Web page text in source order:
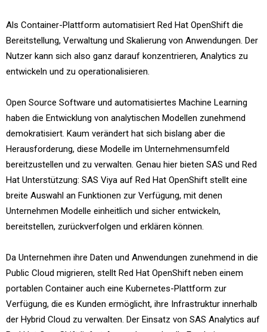
Als Container-Plattform automatisiert Red Hat OpenShift die
Bereitstellung, Verwaltung und Skalierung von Anwendungen. Der
Nutzer kann sich also ganz darauf konzentrieren, Analytics zu
entwickeln und zu operationalisieren.
Open Source Software und automatisiertes Machine Learning
haben die Entwicklung von analytischen Modellen zunehmend
demokratisiert. Kaum verändert hat sich bislang aber die
Herausforderung, diese Modelle im Unternehmensumfeld
bereitzustellen und zu verwalten. Genau hier bieten SAS und Red
Hat Unterstützung: SAS Viya auf Red Hat OpenShift stellt eine
breite Auswahl an Funktionen zur Verfügung, mit denen
Unternehmen Modelle einheitlich und sicher entwickeln,
bereitstellen, zurückverfolgen und erklären können.
Da Unternehmen ihre Daten und Anwendungen zunehmend in die
Public Cloud migrieren, stellt Red Hat OpenShift neben einem
portablen Container auch eine Kubernetes-Plattform zur
Verfügung, die es Kunden ermöglicht, ihre Infrastruktur innerhalb
der Hybrid Cloud zu verwalten. Der Einsatz von SAS Analytics auf